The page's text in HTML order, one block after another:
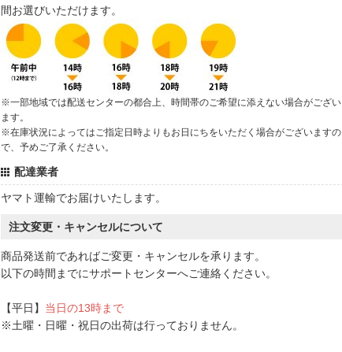
間お選びいただけます。
※一部地域では配送センターの都合上、時間帯のご希望に添えない場合がござい
ます。
※在庫状況によってはご指定日時よりもお日にちをいただく場合がございますの
で、予めご了承ください。
配達業者
ヤマト運輸でお届けいたします。
注文変更・キャンセルについて
商品発送前であればご変更・キャンセルを承ります。
以下の時間までにサポートセンターへご連絡ください。
【平日】 当日の13時まで
※土曜・日曜・祝日の出荷は行っておりません。